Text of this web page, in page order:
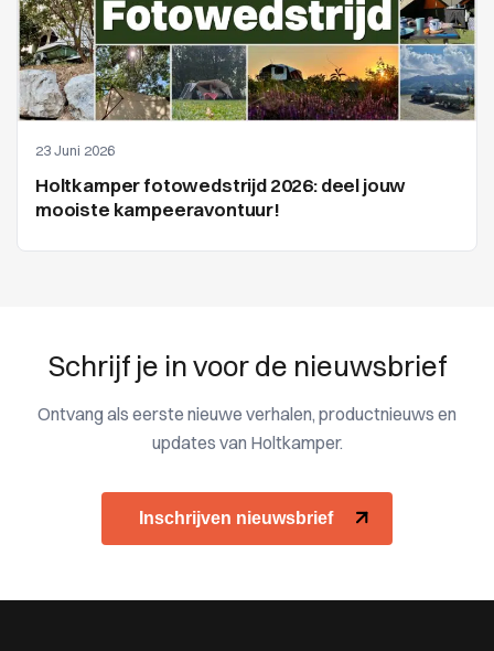
23 Juni 2026
Holtkamper fotowedstrijd 2026: deel jouw
mooiste kampeeravontuur!
Schrijf je in voor de nieuwsbrief
Ontvang als eerste nieuwe verhalen, productnieuws en
updates van Holtkamper.
Inschrijven nieuwsbrief